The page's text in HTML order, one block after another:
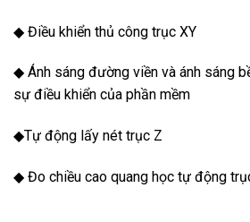
◆ Điều khiển thủ công trục XY
◆ Ánh sáng đường viền và ánh sáng
sự điều khiển của phần mềm
◆Tự động lấy nét trục Z
◆ Đo chiều cao quang học tự động